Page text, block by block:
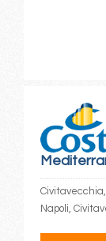
Napoli,